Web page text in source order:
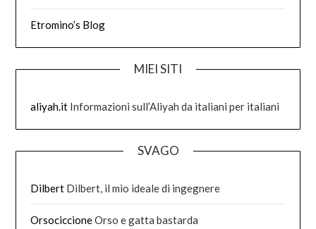
Etromino’s Blog
MIEI SITI
aliyah.it Informazioni sull’Aliyah da italiani per italiani
SVAGO
Dilbert Dilbert, il mio ideale di ingegnere
OrsociccioneOrso e gatta bastarda